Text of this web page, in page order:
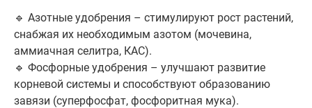
🔹 Азотные удобрения – стимулируют рост растений,
снабжая их необходимым азотом (мочевина,
аммиачная селитра, КАС).
🔹 Фосфорные удобрения – улучшают развитие
корневой системы и способствуют образованию
завязи (суперфосфат, фосфоритная мука).